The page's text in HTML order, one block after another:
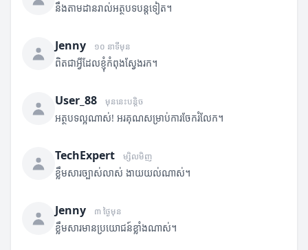
នឹងតាមដានរាល់អត្ថបទបន្តទៀត។
Jenny ១០ នាទីមុន
ពិតជាអ្វីដែលខ្ញុំកំពុងស្វែងរក។
User_88 មុននេះបន្តិច
អត្ថបទល្អណាស់! អរគុណសម្រាប់ការចែករំលែក។
TechExpert ម្សិលមិញ
ខ្លឹមសារច្បាស់លាស់ ងាយយល់ណាស់។
Jenny ៣ ថ្ងៃមុន
ខ្លឹមសារមានប្រយោជន៍ខ្លាំងណាស់។